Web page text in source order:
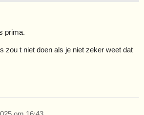
prima.
zou t niet doen als je niet zeker weet dat